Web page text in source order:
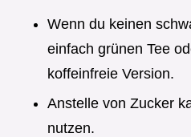
Wenn du keinen
einfach grünen Tee
koffeinfreie Version.
Anstelle von Zucker
nutzen.